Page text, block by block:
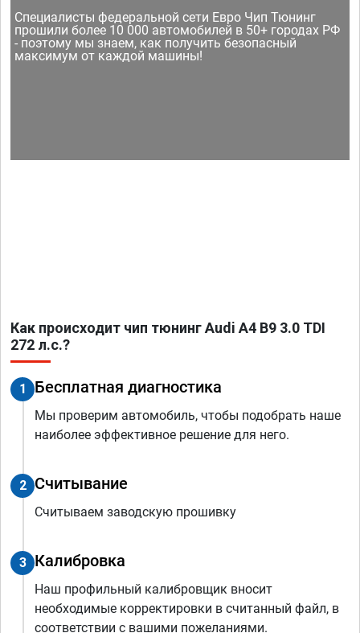
Специалисты федеральной сети Евро Чип Тюнинг
прошили более 10 000 автомобилей в 50+ городах РФ
- поэтому мы знаем, как получить безопасный
максимум от каждой машины!
Как происходит чип тюнинг Audi A4 B9 3.0 TDI
272 л.с.?
1 Бесплатная диагностика
Мы проверим автомобиль, чтобы подобрать наше
наиболее эффективное решение для него.
2 Считывание
Считываем заводскую прошивку
3 Калибровка
Наш профильный калибровщик вносит
необходимые корректировки в считанный файл, в
соответствии с вашими пожеланиями.